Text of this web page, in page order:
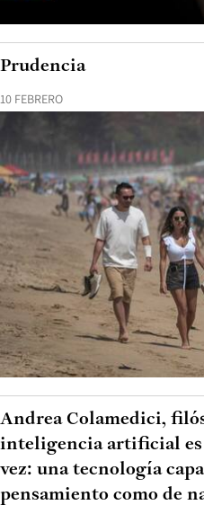
10 FEBRERO
Prudencia
Andrea Colamedici,
inteligencia artificial es
vez: una tecnología
pensamiento como de